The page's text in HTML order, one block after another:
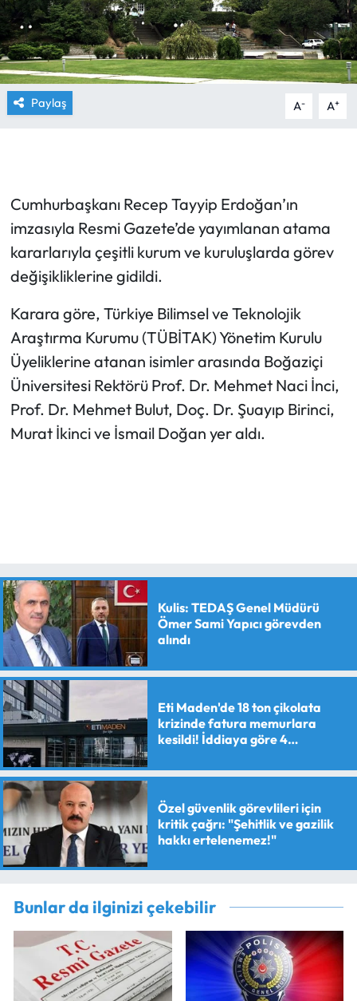
Paylaş A- A+
Cumhurbaşkanı Recep Tayyip Erdoğan’ın
imzasıyla Resmi Gazete’de yayımlanan atama
kararlarıyla çeşitli kurum ve kuruluşlarda görev
değişikliklerine gidildi.
Karara göre, Türkiye Bilimsel ve Teknolojik
Araştırma Kurumu (TÜBİTAK) Yönetim Kurulu
Üyeliklerine atanan isimler arasında Boğaziçi
Üniversitesi Rektörü Prof. Dr. Mehmet Naci İnci,
Prof. Dr. Mehmet Bulut, Doç. Dr. Şuayıp Birinci,
Murat İkinci ve İsmail Doğan yer aldı.
Kulis: TEDAŞ Genel Müdürü
Ömer Sami Yapıcı görevden
alındı
Eti Maden'de 18 ton çikolata
krizinde fatura memurlara
kesildi! İddiaya göre 4
verildi
Özel güvenlik görevlileri için
kritik çağrı: "Şehitlik ve gazilik
hakkı ertelenemez!"
Bunlar da ilginizi çekebilir